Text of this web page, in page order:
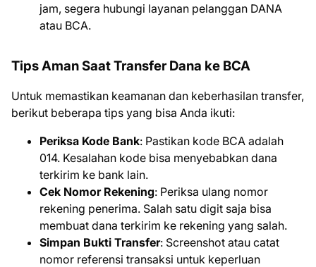
jam, segera hubungi layanan pelanggan DANA
atau BCA.
Tips Aman Saat Transfer Dana ke BCA
Untuk memastikan keamanan dan keberhasilan transfer,
berikut beberapa tips yang bisa Anda ikuti:
Periksa Kode Bank: Pastikan kode BCA adalah
014. Kesalahan kode bisa menyebabkan dana
terkirim ke bank lain.
Cek Nomor Rekening: Periksa ulang nomor
rekening penerima. Salah satu digit saja bisa
membuat dana terkirim ke rekening yang salah.
Simpan Bukti Transfer: Screenshot atau catat
nomor referensi transaksi untuk keperluan